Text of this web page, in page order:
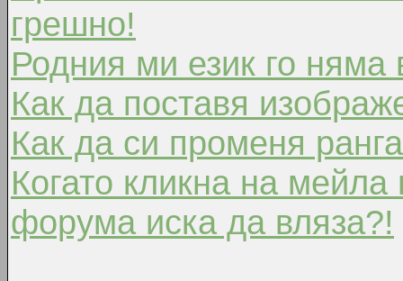
грешно!
Родния ми език го няма
Как да поставя
Как да си променя
Когато кликна на
форума иска да вляза?!